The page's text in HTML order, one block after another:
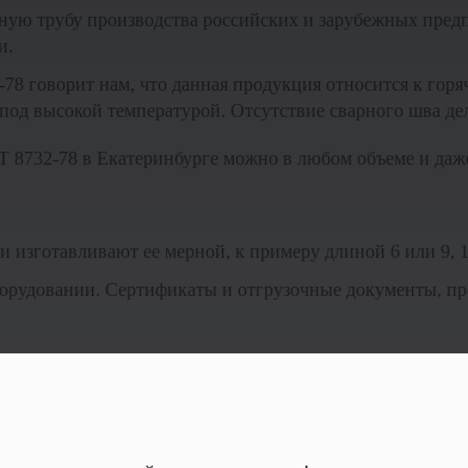
трубу производства российских и зарубежных
говорит нам, что данная продукция относится к
высокой температурой. Отсутствие сварного шва
8732-78 в Екатеринбурге можно в любом объеме и
изготавливают ее мерной, к примеру длиной 6 или 9,
Сертификаты и отгрузочные документы,